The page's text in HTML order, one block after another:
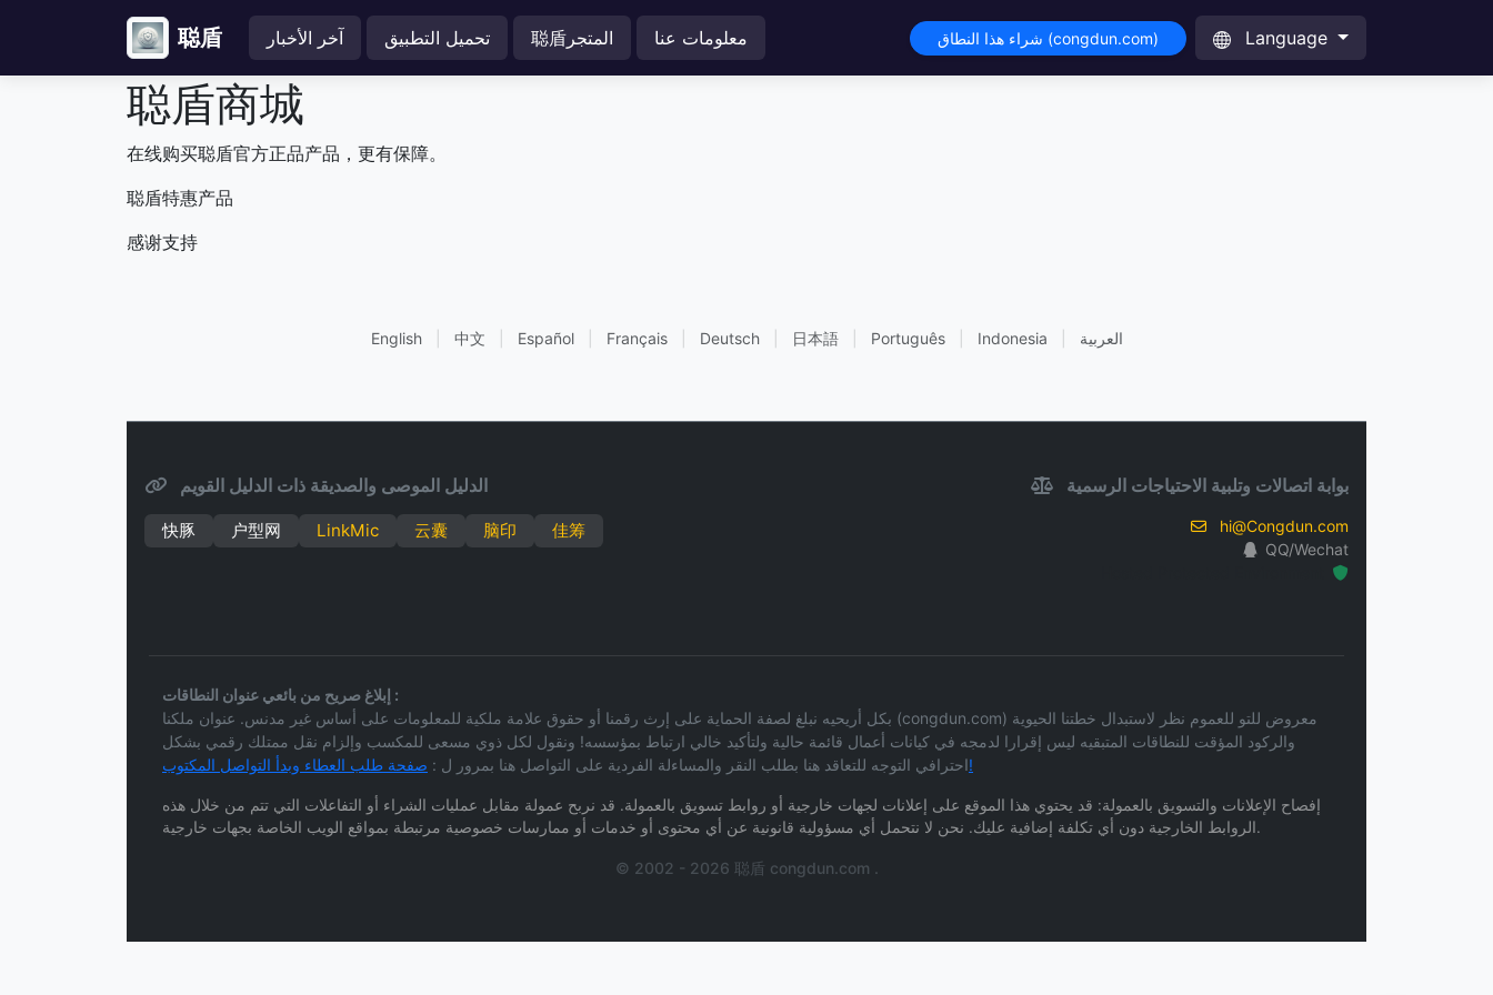
聪盾 آخر الأخبار تحميل التطبيق 聪盾المتجر معلومات عنا شراء هذا النطاق (congdun.com) Language
聪盾商城
在线购买聪盾官方正品产品，更有保障。
聪盾特惠产品
感谢支持
English 中文 Español Français Deutsch 日本語 Português Indonesia العربية
الدليل الموصى والصديقة ذات الدليل القويم
快豚 户型网 LinkMic 云囊 脑印 佳筹
بوابة اتصالات وتلبية الاحتياجات الرسمية
hi@Congdun.com
QQ/Wechat
إبلاغ صريح من بائعي عنوان النطاقات :
بكل أريحيه نبلغ لصفة الحماية على إرث رقمنا أو حقوق علامة ملكية للمعلومات على أساس غير مدنس. عنوان ملكنا (congdun.com) معروض للتو للعموم نظر لاستبدال خطتنا الحيوية
والركود المؤقت للنطاقات المتبقيه ليس إقرارا لدمجه في كيانات أعمال قائمة حالية ولتأكيد خالي ارتباط بمؤسسه! ونقول لكل ذوي مسعى للمكسب وإلزام نقل ممتلك رقمي بشكل
احترافي التوجه للتعاقد هنا بطلب النقر والمساءلة الفردية على التواصل هنا بمرور ل :صفحة طلب العطاء وبدأ التواصل المكتوب!
إفصاح الإعلانات والتسويق بالعمولة: قد يحتوي هذا الموقع على إعلانات لجهات خارجية أو روابط تسويق بالعمولة. قد نربح عمولة مقابل عمليات الشراء أو التفاعلات التي تتم من خلال هذه
الروابط الخارجية دون أي تكلفة إضافية عليك. نحن لا نتحمل أي مسؤولية قانونية عن أي محتوى أو خدمات أو ممارسات خصوصية مرتبطة بمواقع الويب الخاصة بجهات خارجية.
© 2002 - 2026 聪盾 congdun.com .